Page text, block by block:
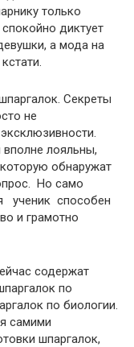
только
диктует
а мода на
Секреты
не
лояльны,
обнаружат
Но само
ученик способен
и грамотно
содержат
по
по биологии.
самими
шпаргалок,